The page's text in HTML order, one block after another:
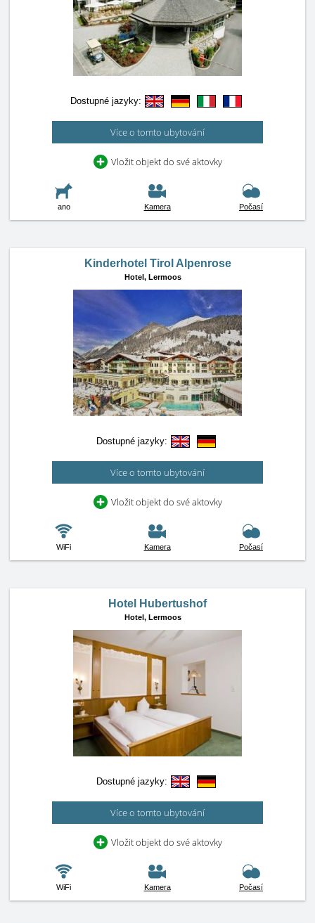
Dostupné jazyky:
Více o tomto ubytování
Vložit objekt do své aktovky
ano Kamera Počasí
Kinderhotel Tirol Alpenrose
Hotel, Lermoos
Dostupné jazyky:
Více o tomto ubytování
Vložit objekt do své aktovky
WiFi Kamera Počasí
Hotel Hubertushof
Hotel, Lermoos
Dostupné jazyky:
Více o tomto ubytování
Vložit objekt do své aktovky
WiFi Kamera Počasí